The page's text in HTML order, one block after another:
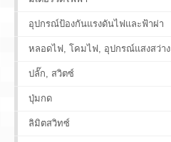
อุปกรณ์ป้องกันแรงดันไฟและฟ้าผ่า
หลอดไฟ, โคมไฟ, อุปกรณ์แสงสว่าง
ปลั๊ก, สวิตซ์
ปุ่มกด
ลิมิตสวิทซ์